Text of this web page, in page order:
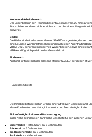
Wohn- und Arbeitsbereich:
Der Bodenbelag in den Räumen besteht aus massivem, 20 mm
Atmosphäre, sondern zeichnet sich auch durch seine
aufwertet.
Bäder:
Die Bäder sind mit erlesenem Marmor SEABED ausgestattet, dessen
eine luxuriöse Wohlfühlatmosphäre und macht jeden Aufenthalt im
VITRA. Dazu gehören ein modernes Waschbecken, sowie eine
VITRA und fügt sich perfekt in das Gesamtbild ein.
Flurbereich:
Auch im Flur findet sich der erlesene Marmor SEABED, der diesen oft
Lage des Objekts
Die Immobilie befindet sich in Grödig, einer attraktiven Gemeinde am
ideale Kombination aus Natur, Infrastruktur und Freizeitmöglichkeiten.
Einkaufsmöglichkeiten und Nahversorgung
In der Nähe befinden sich zahlreiche Geschäfte für den täglichen Bedarf:
Supermärkte (Hofer, Spar): ca. 6 Gehminuten
Bäckerei: ca. 6 Gehminuten
dm-Drogeriemarkt: ca. 5 Gehminuten
Tankstelle: ca. 4 Gehminuten